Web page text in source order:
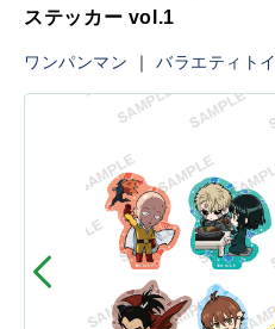
ステッカー vol.1
ワンパンマン ｜バラエティトイ